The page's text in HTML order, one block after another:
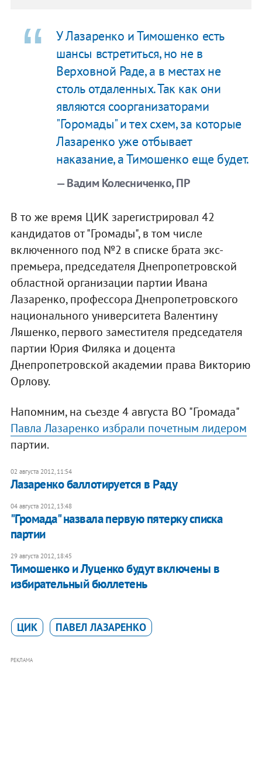
У Лазаренко и Тимошенко есть
шансы встретиться, но не в
Верховной Раде, а в местах не
столь отдаленных. Так как они
являются соорганизаторами
"Горомады" и тех схем, за которые
Лазаренко уже отбывает
наказание, а Тимошенко еще будет.
— Вадим Колесниченко, ПР
В то же время ЦИК зарегистрировал 42
кандидатов от "Громады", в том числе
включенного под №2 в списке брата экс-
премьера, председателя Днепропетровской
областной организации партии Ивана
Лазаренко, профессора Днепропетровского
национального университета Валентину
Ляшенко, первого заместителя председателя
партии Юрия Филяка и доцента
Днепропетровской академии права Викторию
Орлову.
Напомним, на съезде 4 августа ВО "Громада"
Павла Лазаренко избрали почетным лидером
партии.
02 августа 2012, 11:54
Лазаренко баллотируется в Раду
04 августа 2012, 13:48
"Громада" назвала первую пятерку списка
партии
29 августа 2012, 18:45
Тимошенко и Луценко будут включены в
избирательный бюллетень
ЦИК ПАВЕЛ ЛАЗАРЕНКО
РЕКЛАМА